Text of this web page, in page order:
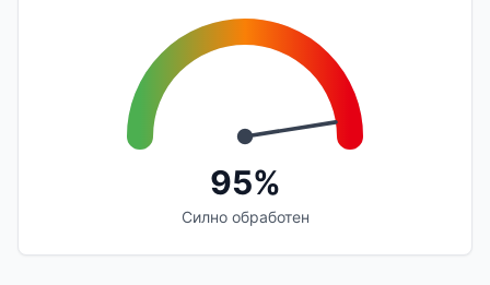
95%
Силно обработен